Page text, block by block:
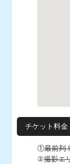
チケット料金
①最前列
②撮影エ